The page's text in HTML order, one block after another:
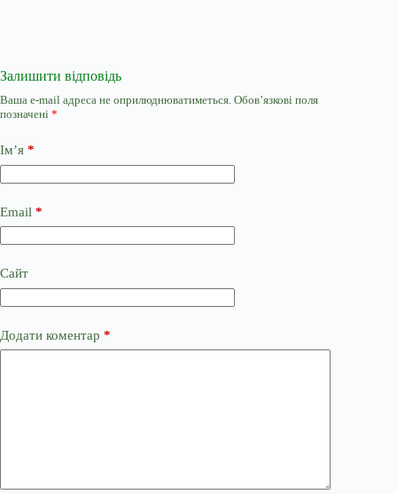
Залишити відповідь
Ваша e-mail адреса не оприлюднюватиметься. Обов’язкові поля
позначені *
Ім’я *
Email *
Сайт
Додати коментар *